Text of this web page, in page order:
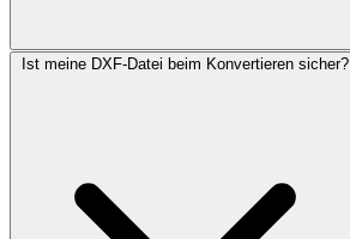
Ist meine DXF-Datei beim Konvertieren sicher?